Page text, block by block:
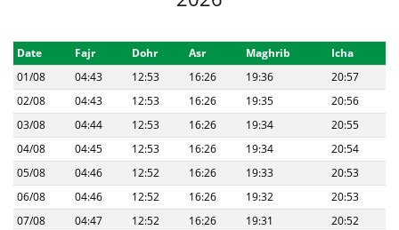
Date Fajr Dohr Asr Maghrib
Icha
01/08
04:43 12:53 16:26 19:36
20:57
02/08
04:43 12:53 16:26 19:35
20:56
03/08
04:44 12:53 16:26 19:34
20:55
04/08
04:45 12:53 16:26 19:34
20:54
05/08
04:46 12:52 16:26 19:33
20:53
06/08
04:46 12:52 16:26 19:32
20:53
07/08
04:47 12:52 16:26 19:31
20:52